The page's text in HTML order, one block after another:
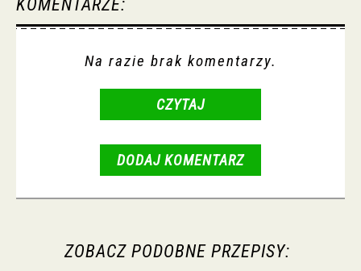
KOMENTARZE:
Na razie brak komentarzy.
CZYTAJ
DODAJ KOMENTARZ
ZOBACZ PODOBNE PRZEPISY: